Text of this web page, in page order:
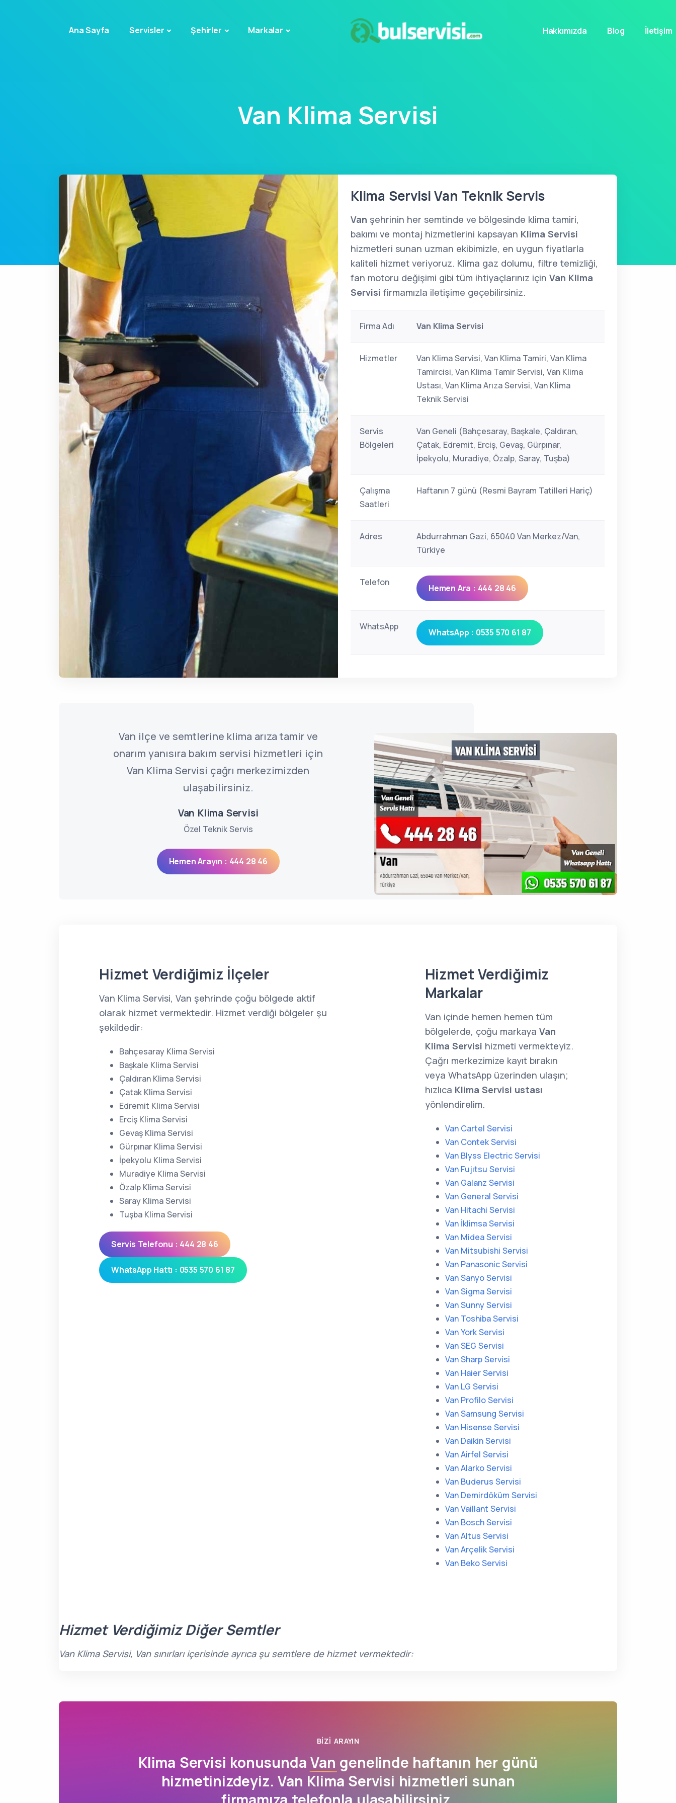
Ana Sayfa Servisler Şehirler Markalar Hakkımızda Blog İletişim
Van Klima Servisi
Klima Servisi Van Teknik Servis
Van şehrinin her semtinde ve bölgesinde klima tamiri,
bakımı ve montaj hizmetlerini kapsayan Klima Servisi
hizmetleri sunan uzman ekibimizle, en uygun fiyatlarla
kaliteli hizmet veriyoruz. Klima gaz dolumu, filtre temizliği,
fan motoru değişimi gibi tüm ihtiyaçlarınız için Van Klima
Servisi firmamızla iletişime geçebilirsiniz.
Firma Adı Van Klima Servisi
Hizmetler
Van Klima Servisi, Van Klima Tamiri, Van Klima
Tamircisi, Van Klima Tamir Servisi, Van Klima
Ustası, Van Klima Arıza Servisi, Van Klima
Teknik Servisi
Servis
Bölgeleri
Van Geneli (Bahçesaray, Başkale, Çaldıran,
Çatak, Edremit, Erciş, Gevaş, Gürpınar,
İpekyolu, Muradiye, Özalp, Saray, Tuşba)
Çalışma
Saatleri
Haftanın 7 günü (Resmi Bayram Tatilleri Hariç)
Adres
Abdurrahman Gazi, 65040 Van Merkez/Van,
Türkiye
Telefon
Hemen Ara : 444 28 46
WhatsApp
WhatsApp : 0535 570 61 87
Van ilçe ve semtlerine klima arıza tamir ve
onarım yanısıra bakım servisi hizmetleri için
Van Klima Servisi çağrı merkezimizden
ulaşabilirsiniz.
Van Klima Servisi
Özel Teknik Servis
Hemen Arayın : 444 28 46
Hizmet Verdiğimiz İlçeler
Van Klima Servisi, Van şehrinde çoğu bölgede aktif
olarak hizmet vermektedir. Hizmet verdiği bölgeler şu
şekildedir:
Bahçesaray Klima Servisi
Başkale Klima Servisi
Çaldıran Klima Servisi
Çatak Klima Servisi
Edremit Klima Servisi
Erciş Klima Servisi
Gevaş Klima Servisi
Gürpınar Klima Servisi
İpekyolu Klima Servisi
Muradiye Klima Servisi
Özalp Klima Servisi
Saray Klima Servisi
Tuşba Klima Servisi
Servis Telefonu : 444 28 46
WhatsApp Hattı : 0535 570 61 87
Hizmet Verdiğimiz
Markalar
Van içinde hemen hemen tüm
bölgelerde, çoğu markaya Van
Klima Servisi hizmeti vermekteyiz.
Çağrı merkezimize kayıt bırakın
veya WhatsApp üzerinden ulaşın;
hızlıca Klima Servisi ustası
yönlendirelim.
Van Cartel Servisi
Van Contek Servisi
Van Blyss Electric Servisi
Van Fujıtsu Servisi
Van Galanz Servisi
Van General Servisi
Van Hitachi Servisi
Van İklimsa Servisi
Van Midea Servisi
Van Mitsubishi Servisi
Van Panasonic Servisi
Van Sanyo Servisi
Van Sigma Servisi
Van Sunny Servisi
Van Toshiba Servisi
Van York Servisi
Van SEG Servisi
Van Sharp Servisi
Van Haier Servisi
Van LG Servisi
Van Profilo Servisi
Van Samsung Servisi
Van Hisense Servisi
Van Daikin Servisi
Van Airfel Servisi
Van Alarko Servisi
Van Buderus Servisi
Van Demirdöküm Servisi
Van Vaillant Servisi
Van Bosch Servisi
Van Altus Servisi
Van Arçelik Servisi
Van Beko Servisi
Hizmet Verdiğimiz Diğer Semtler
Van Klima Servisi, Van sınırları içerisinde ayrıca şu semtlere de hizmet vermektedir:
BIZI ARAYIN
Klima Servisi konusundaVan genelinde haftanın her günü
hizmetinizdeyiz. Van Klima Servisi hizmetleri sunan